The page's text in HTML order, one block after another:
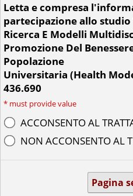
Letta e compresa
partecipazione allo studio
Ricerca E Modelli
Promozione Del
Popolazione
Universitaria (Health
436.690
* must provide value
ACCONSENTO AL
NON ACCONSENTO AL
Pagina